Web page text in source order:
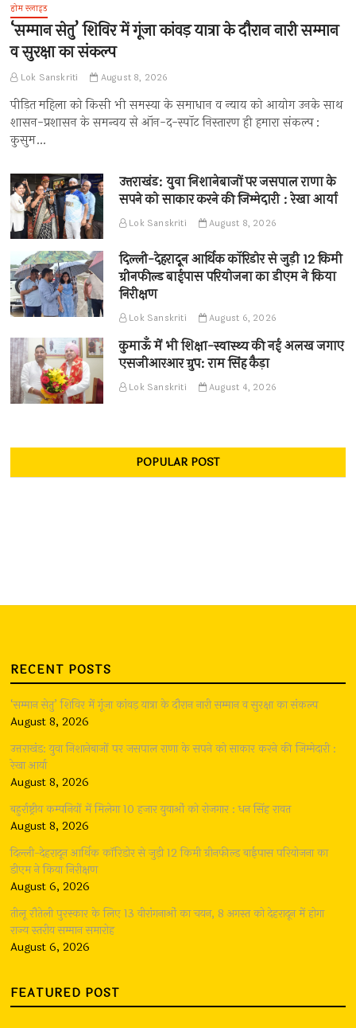
होम स्लाइड
‘सम्मान सेतु’ शिविर में गूंजा कांवड़ यात्रा के दौरान नारी सम्मान
व सुरक्षा का संकल्प
Lok Sanskriti August 8, 2026
पीड़ित महिला को किसी भी समस्या के समाधान व न्याय को आयोग उनके साथ
शासन-प्रशासन के समन्वय से ऑन-द-स्पॉट निस्तारण ही हमारा संकल्प :
कुसुम…
उत्तराखंड: युवा निशानेबाजों पर जसपाल राणा के
सपने को साकार करने की जिम्मेदारी : रेखा आर्या
Lok Sanskriti August 8, 2026
दिल्ली-देहरादून आर्थिक कॉरिडोर से जुड़ी 12 किमी
ग्रीनफील्ड बाईपास परियोजना का डीएम ने किया
निरीक्षण
Lok Sanskriti August 6, 2026
कुमाऊँ में भी शिक्षा-स्वास्थ्य की नई अलख जगाए
एसजीआरआर ग्रुप: राम सिंह कैड़ा
Lok Sanskriti August 4, 2026
POPULAR POST
RECENT POSTS
‘सम्मान सेतु’ शिविर में गूंजा कांवड़ यात्रा के दौरान नारी सम्मान व सुरक्षा का संकल्प
August 8, 2026
उत्तराखंड: युवा निशानेबाजों पर जसपाल राणा के सपने को साकार करने की जिम्मेदारी :
रेखा आर्या
August 8, 2026
बहुर्राष्ट्रीय कम्पनियों में मिलेगा 10 हजार युवाओं को रोजगार : धन सिंह रावत
August 8, 2026
दिल्ली-देहरादून आर्थिक कॉरिडोर से जुड़ी 12 किमी ग्रीनफील्ड बाईपास परियोजना का
डीएम ने किया निरीक्षण
August 6, 2026
तीलू रौतेली पुरस्कार के लिए 13 वीरांगनाओं का चयन, 8 अगस्त को देहरादून में होगा
राज्य स्तरीय सम्मान समारोह
August 6, 2026
FEATURED POST